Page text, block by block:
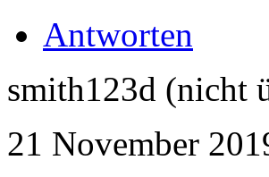
Antworten
smith123d (nicht
21 November